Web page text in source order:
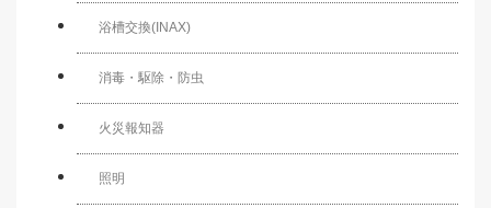
浴槽交換(INAX)
消毒・駆除・防虫
火災報知器
照明